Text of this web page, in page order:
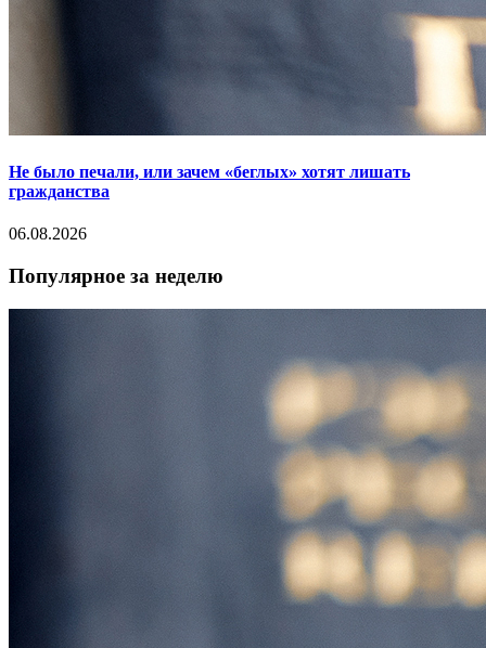
Не было печали, или зачем «беглых» хотят лишать
гражданства
06.08.2026
Популярное за неделю